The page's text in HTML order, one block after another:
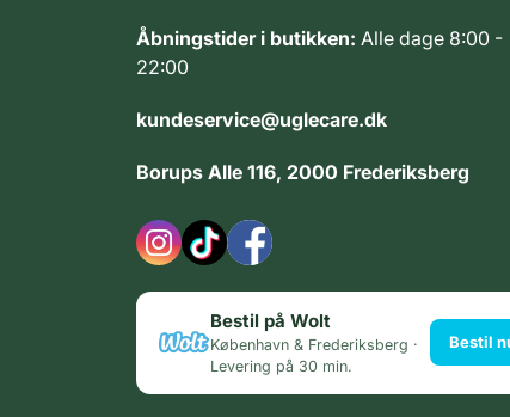
Åbningstider i butikken: Alle dage 8:00 -
22:00
kundeservice@uglecare.dk
Borups Alle 116, 2000 Frederiksberg
Bestil på Wolt
København & Frederiksberg ·
Levering på 30 min.
Bestil